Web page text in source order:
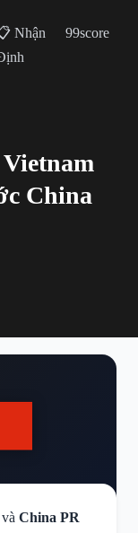
Nhận
99score
China
và China PR